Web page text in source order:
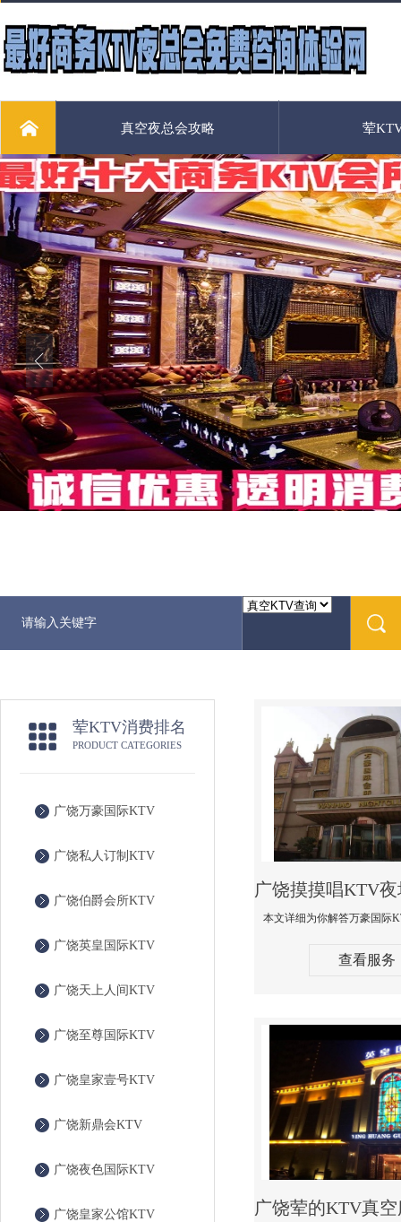
真空夜总会攻略 荤
荤KTV消费排名
PRODUCT CATEGORIES
广饶万豪国际KTV
广饶私人订制KTV
广饶伯爵会所KTV
广饶英皇国际KTV
广饶天上人间KTV
广饶至尊国际KTV
广饶皇家壹号KTV
广饶新鼎会KTV
广饶夜色国际KTV
广饶皇家公馆KTV
查看服务